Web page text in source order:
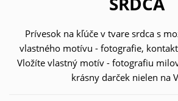
Prívesok na kľúče v tvare srdca s
vlastného motívu - fotografie,
Vložíte vlastný motív - fotografiu
krásny darček nielen na